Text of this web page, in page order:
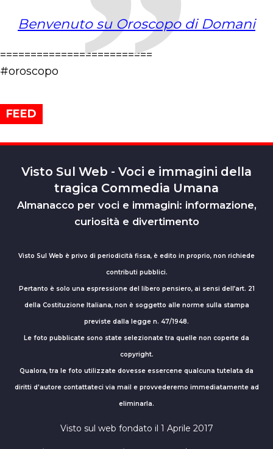
Benvenuto su Oroscopo di Domani
=========================
#oroscopo
FEED
Visto Sul Web - Voci e immagini della
tragica Commedia Umana
Almanacco per voci e immagini: informazione,
curiosità e divertimento
Visto Sul Web è privo di periodicità fissa, è edito in proprio, non richiede
contributi pubblici.
Pertanto è solo una espressione del libero pensiero, ai sensi dell’art. 21
della Costituzione Italiana, non è soggetto alle norme sulla stampa
previste dalla legge n. 47/1948.
Le foto pubblicate sono state selezionate tra quelle non coperte da
copyright.
Qualora, tra le foto utilizzate dovesse essercene qualcuna tutelata da
diritti d'autore contattateci via mail e provvederemo immediatamente ad
eliminarla.
Visto sul web fondato il 1 Aprile 2017